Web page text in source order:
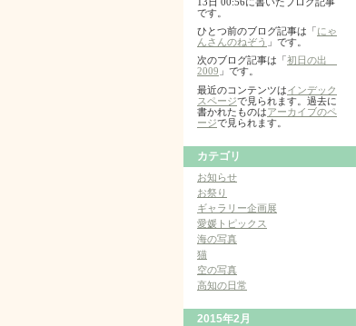
です。
ひとつ前のブログ記事は「にゃ
んさんのねぞう 」です。
次のブログ記事は「 初日の出
2009 」です。
最近のコンテンツはインデック
スページで見られます。過去に
書かれたものはアーカイブのペ
ージで見られます。
カテゴリ
お知らせ
お祭り
ギャラリー企画展
愛媛トピックス
海の写真
猫
空の写真
高知の日常
2015年2月